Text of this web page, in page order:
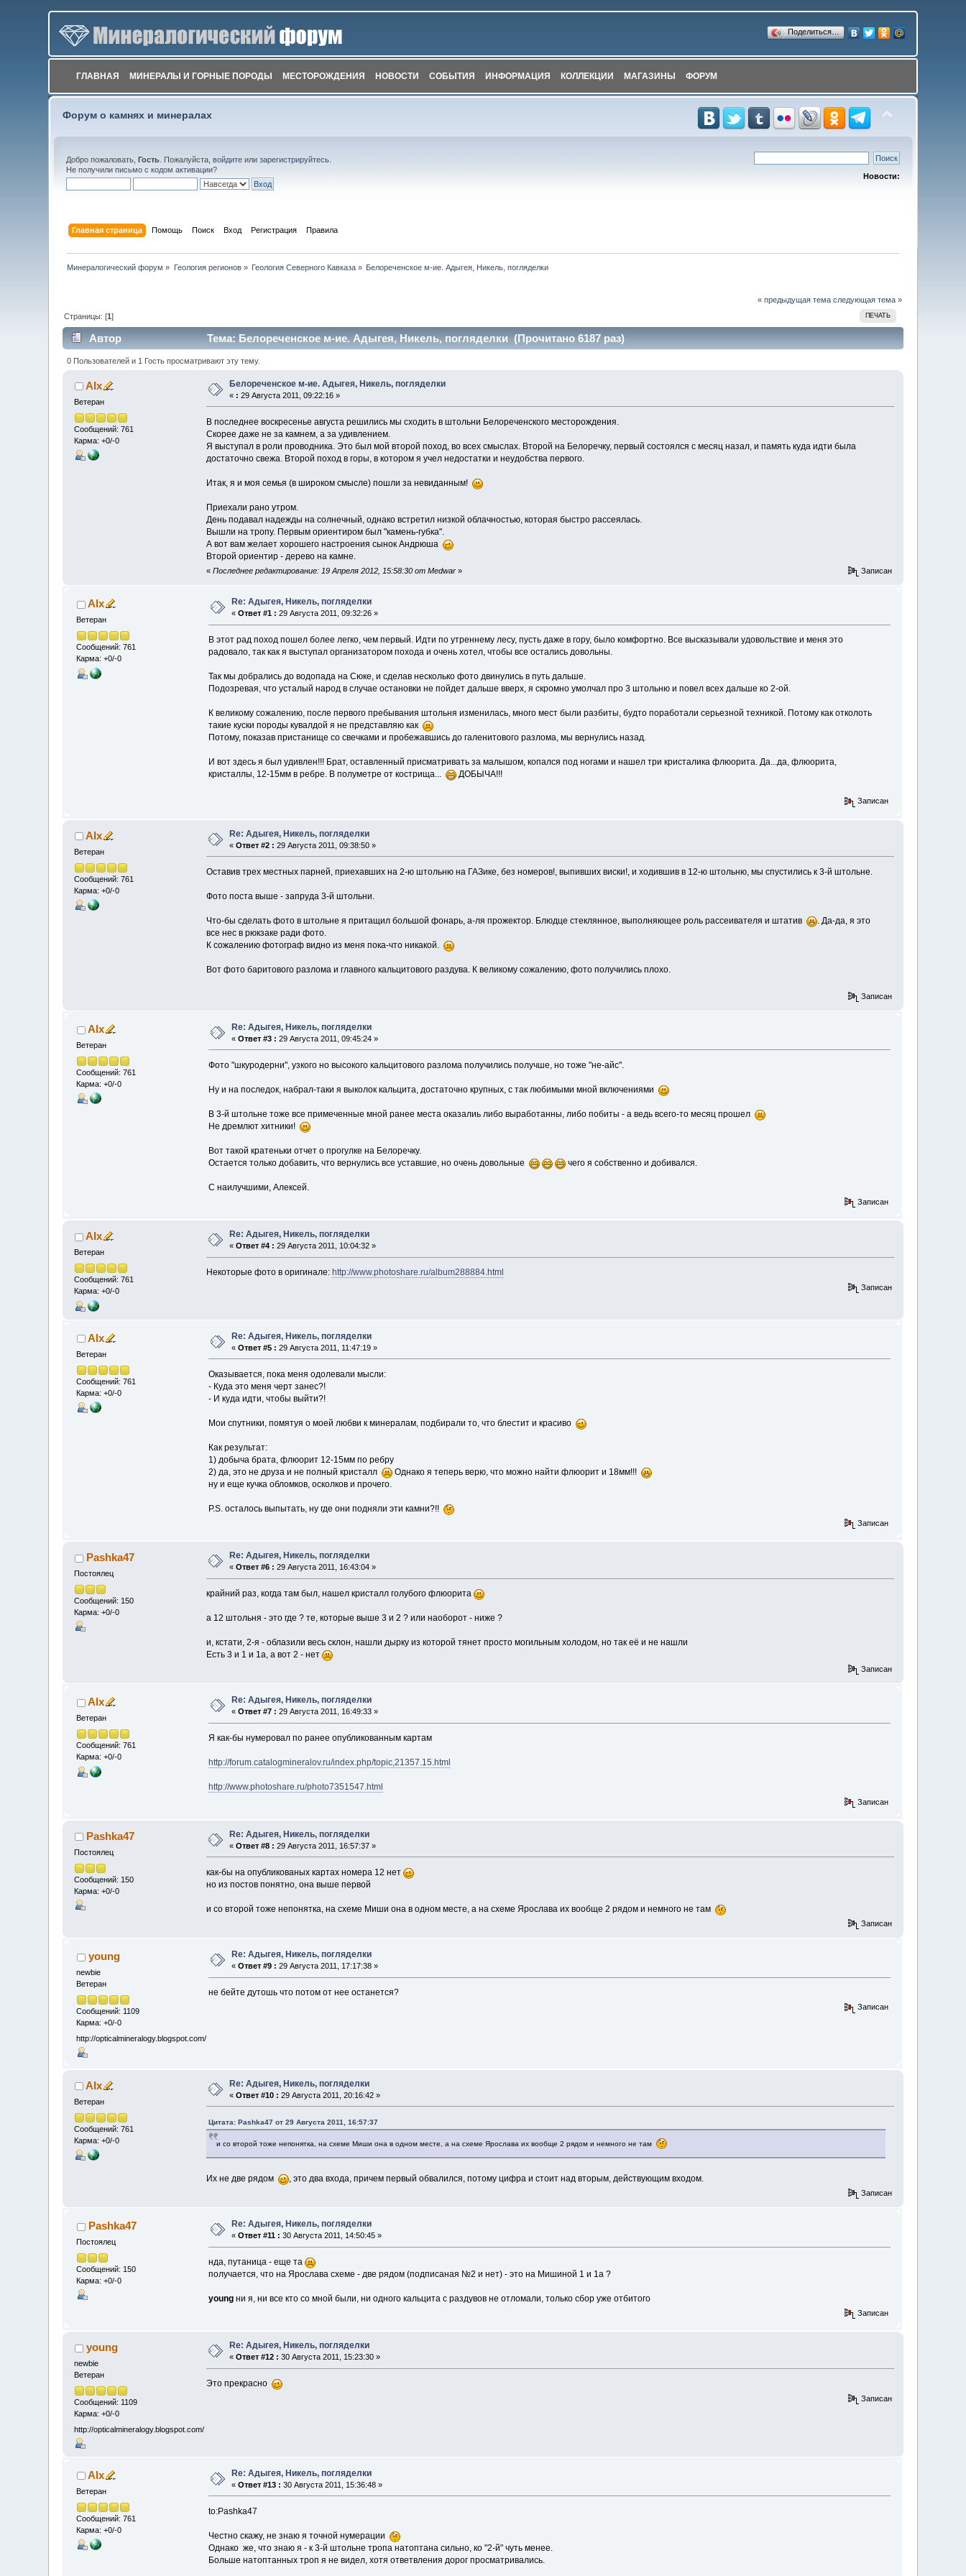
Поделиться…
ГЛАВНАЯ МИНЕРАЛЫ И ГОРНЫЕ ПОРОДЫ МЕСТОРОЖДЕНИЯ НОВОСТИ СОБЫТИЯ ИНФОРМАЦИЯ КОЛЛЕКЦИИ МАГАЗИНЫ ФОРУМ
Форум о камнях и минералах
Добро пожаловать,Гость . Пожалуйста,войдите илизарегистрируйтесь
Не получилиписьмо с кодом активации?
Новости:
Главная страница Помощь Поиск Вход Регистрация Правила
Минералогический форум » Геология регионов» Геология Северного Кавказа » Белореченское м-ие. Адыгея, Никель, погляделки
« предыдущая тема следующая тема »
ПЕЧАТЬ
Страницы: [1]
Автор Тема: Белореченское м-ие. Адыгея, Никель, погляделки (Прочитано 6187 раз)
0 Пользователей и 1 Гость просматривают эту тему.
Alx
Ветеран
Сообщений: 761
Карма: +0/-0
Белореченское м-ие. Адыгея, Никель, погляделки
« : 29 Августа 2011, 09:22:16 »
В последнее воскресенье августа решились мы сходить в штольни Белореченского месторождения.
Скорее даже не за камнем, а за удивлением.
Я выступал в роли проводника. Это был мой второй поход, во всех смыслах. Второй на Белоречку, первый состоялся с месяц назал, и память куда идти была
достаточно свежа. Второй поход в горы, в котором я учел недостатки и неудобства первого.
Итак, я и моя семья (в широком смысле) пошли за невиданным!
Приехали рано утром.
День подавал надежды на солнечный, однако встретил низкой облачностью, которая быстро рассеялась.
Вышли на тропу. Первым ориентиром был "камень-губка".
А вот вам желает хорошего настроения сынок Андрюша
Второй ориентир - дерево на камне.
« Последнее редактирование: 19 Апреля 2012, 15:58:30 от Medwar» Записан
Alx
Ветеран
Сообщений: 761
Карма: +0/-0
Re: Адыгея, Никель, погляделки
«Ответ #1 : 29 Августа 2011, 09:32:26 »
В этот рад поход пошел более легко, чем первый. Идти по утреннему лесу, пусть даже в гору, было комфортно. Все высказывали удовольствие и меня это
радовало, так как я выступал организатором похода и очень хотел, чтобы все остались довольны.
Так мы добрались до водопада на Сюке, и сделав несколько фото двинулись в путь дальше.
Подозревая, что усталый народ в случае остановки не пойдет дальше вверх, я скромно умолчал про 3 штольню и повел всех дальше ко 2-ой.
К великому сожалению, после первого пребывания штольня изменилась, много мест были разбиты, будто поработали серьезной техникой. Потому как отколоть
такие куски породы кувалдой я не представляю как
Потому, показав пристанище со свечками и пробежавшись до галенитового разлома, мы вернулись назад.
И вот здесь я был удивлен!!! Брат, оставленный присматривать за малышом, копался под ногами и нашел три кристалика флюорита. Да...да, флюорита,
кристаллы, 12-15мм в ребре. В полуметре от кострища...
ДОБЫЧА!!!
Записан
Alx
Ветеран
Сообщений: 761
Карма: +0/-0
Re: Адыгея, Никель, погляделки
«Ответ #2 : 29 Августа 2011, 09:38:50 »
Оставив трех местных парней, приехавших на 2-ю штольню на ГАЗике, без номеров!, выпивших виски!, и ходившив в 12-ю штольню, мы спустились к 3-й штольне.
Фото поста выше - запруда 3-й штольни.
Что-бы сделать фото в штольне я притащил большой фонарь, а-ля прожектор. Блюдце стеклянное, выполняющее роль рассеивателя и штатив
. Да-да, я это
все нес в рюкзаке ради фото.
К сожалению фотограф видно из меня пока-что никакой.
Вот фото баритового разлома и главного кальцитового раздува. К великому сожалению, фото получились плохо.
Записан
Alx
Ветеран
Сообщений: 761
Карма: +0/-0
Re: Адыгея, Никель, погляделки
«Ответ #3 : 29 Августа 2011, 09:45:24 »
Фото "шкуродерни", узкого но высокого кальцитового разлома получились получше, но тоже "не-айс".
Ну и на последок, набрал-таки я выколок кальцита, достаточно крупных, с так любимыми мной включениями
В 3-й штольне тоже все примеченные мной ранее места оказалиь либо выработанны, либо побиты - а ведь всего-то месяц прошел
Не дремлют хитники!
Вот такой кратеньки отчет о прогулке на Белоречку.
Остается только добавить, что вернулись все уставшие, но очень довольные
чего я собственно и добивался.
С наилучшими, Алексей.
Записан
Alx
Ветеран
Сообщений: 761
Карма: +0/-0
Re: Адыгея, Никель, погляделки
«Ответ #4 : 29 Августа 2011, 10:04:32 »
Некоторые фото в оригинале: http://www.photoshare.ru/album288884.html
Записан
Alx
Ветеран
Сообщений: 761
Карма: +0/-0
Re: Адыгея, Никель, погляделки
«Ответ #5 : 29 Августа 2011, 11:47:19 »
Оказывается, пока меня одолевали мысли:
- Куда это меня черт занес?!
- И куда идти, чтобы выйти?!
Мои спутники, помятуя о моей любви к минералам, подбирали то, что блестит и красиво
Как результат:
1) добыча брата, флюорит 12-15мм по ребру
2) да, это не друза и не полный кристалл
Однако я теперь верю, что можно найти флюорит и 18мм!!!
ну и еще кучка обломков, осколков и прочего.
P.S. осталось выпытать, ну где они подняли эти камни?!!
Записан
Pashka47
Постоялец
Сообщений: 150
Карма: +0/-0
Re: Адыгея, Никель, погляделки
«Ответ #6 : 29 Августа 2011, 16:43:04 »
крайний раз, когда там был, нашел кристалл голубого флюорита
а 12 штольня - это где ? те, которые выше 3 и 2 ? или наоборот - ниже ?
и, кстати, 2-я - облазили весь склон, нашли дырку из которой тянет просто могильным холодом, но так её и не нашли
Есть 3 и 1 и 1а, а вот 2 - нет
Записан
Alx
Ветеран
Сообщений: 761
Карма: +0/-0
Re: Адыгея, Никель, погляделки
«Ответ #7 : 29 Августа 2011, 16:49:33 »
Я как-бы нумеровал по ранее опубликованным картам
http://forum.catalogmineralov.ru/index.php/topic,21357.15.html
http://www.photoshare.ru/photo7351547.html
Записан
Pashka47
Постоялец
Сообщений: 150
Карма: +0/-0
Re: Адыгея, Никель, погляделки
«Ответ #8 : 29 Августа 2011, 16:57:37 »
как-бы на опубликованых картах номера 12 нет
но из постов понятно, она выше первой
и со второй тоже непонятка, на схеме Миши она в одном месте, а на схеме Ярослава их вообще 2 рядом и немного не там
Записан
young
newbie
Ветеран
Сообщений: 1109
Карма: +0/-0
http://opticalmineralogy.blogspot.com/
Re: Адыгея, Никель, погляделки
«Ответ #9 : 29 Августа 2011, 17:17:38 »
не бейте дутошь что потом от нее останется?
Записан
Alx
Ветеран
Сообщений: 761
Карма: +0/-0
Re: Адыгея, Никель, погляделки
«Ответ #10 : 29 Августа 2011, 20:16:42 »
Цитата: Pashka47 от 29 Августа 2011, 16:57:37
и со второй тоже непонятка, на схеме Миши она в одном месте, а на схеме Ярослава их вообще 2 рядом и немного не там
Их не две рядом , это два входа, причем первый обвалился, потому цифра и стоит над вторым, действующим входом.
Записан
Pashka47
Постоялец
Сообщений: 150
Карма: +0/-0
Re: Адыгея, Никель, погляделки
«Ответ #11 : 30 Августа 2011, 14:50:45 »
нда, путаница - еще та
получается, что на Ярослава схеме - две рядом (подписаная №2 и нет) - это на Мишиной 1 и 1а ?
youngни я, ни все кто со мной были, ни одного кальцита с раздувов не отломали, только сбор уже отбитого
Записан
young
newbie
Ветеран
Сообщений: 1109
Карма: +0/-0
http://opticalmineralogy.blogspot.com/
Re: Адыгея, Никель, погляделки
«Ответ #12 : 30 Августа 2011, 15:23:30 »
Это прекрасно
Записан
Alx
Ветеран
Сообщений: 761
Карма: +0/-0
Re: Адыгея, Никель, погляделки
«Ответ #13 : 30 Августа 2011, 15:36:48 »
to:Pashka47
Честно скажу, не знаю я точной нумерации
Однако же, что знаю я - к 3-й штольне тропа натоптана сильно, ко "2-й" чуть менее.
Больше натоптанных троп я не видел, хотя ответвления дорог просматривались.